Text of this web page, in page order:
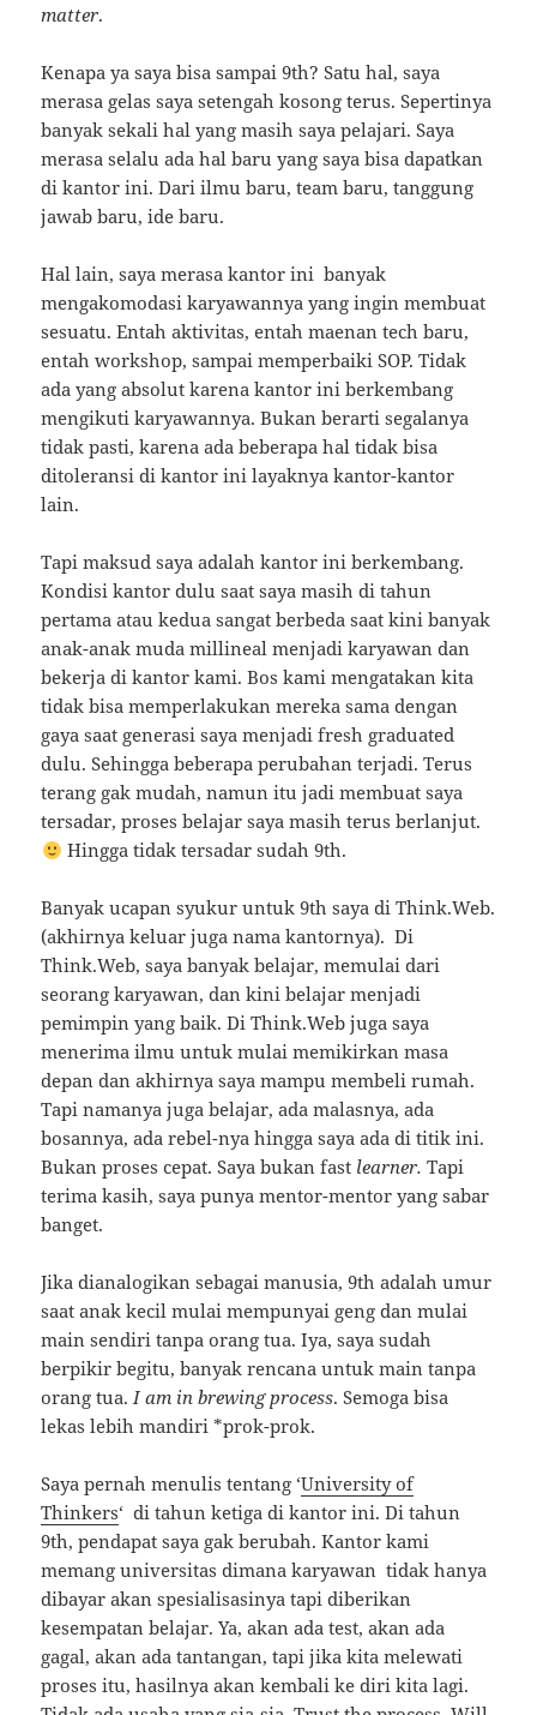
matter.
Kenapa ya saya bisa sampai 9th? Satu hal, saya
merasa gelas saya setengah kosong terus. Sepertinya
banyak sekali hal yang masih saya pelajari. Saya
merasa selalu ada hal baru yang saya bisa dapatkan
di kantor ini. Dari ilmu baru, team baru, tanggung
jawab baru, ide baru.
Hal lain, saya merasa kantor ini banyak
mengakomodasi karyawannya yang ingin membuat
sesuatu. Entah aktivitas, entah maenan tech baru,
entah workshop, sampai memperbaiki SOP. Tidak
ada yang absolut karena kantor ini berkembang
mengikuti karyawannya. Bukan berarti segalanya
tidak pasti, karena ada beberapa hal tidak bisa
ditoleransi di kantor ini layaknya kantor-kantor
lain.
Tapi maksud saya adalah kantor ini berkembang.
Kondisi kantor dulu saat saya masih di tahun
pertama atau kedua sangat berbeda saat kini banyak
anak-anak muda millineal menjadi karyawan dan
bekerja di kantor kami. Bos kami mengatakan kita
tidak bisa memperlakukan mereka sama dengan
gaya saat generasi saya menjadi fresh graduated
dulu. Sehingga beberapa perubahan terjadi. Terus
terang gak mudah, namun itu jadi membuat saya
tersadar, proses belajar saya masih terus berlanjut.
Hingga tidak tersadar sudah 9th.
Banyak ucapan syukur untuk 9th saya di Think.Web.
(akhirnya keluar juga nama kantornya). Di
Think.Web, saya banyak belajar, memulai dari
seorang karyawan, dan kini belajar menjadi
pemimpin yang baik. Di Think.Web juga saya
menerima ilmu untuk mulai memikirkan masa
depan dan akhirnya saya mampu membeli rumah.
Tapi namanya juga belajar, ada malasnya, ada
bosannya, ada rebel-nya hingga saya ada di titik ini.
Bukan proses cepat. Saya bukan fast learner. Tapi
terima kasih, saya punya mentor-mentor yang sabar
banget.
Jika dianalogikan sebagai manusia, 9th adalah umur
saat anak kecil mulai mempunyai geng dan mulai
main sendiri tanpa orang tua. Iya, saya sudah
berpikir begitu, banyak rencana untuk main tanpa
orang tua.I am in brewing process. Semoga bisa
lekas lebih mandiri *prok-prok.
Saya pernah menulis tentang ‘University of
Thinkers‘ di tahun ketiga di kantor ini. Di tahun
9th, pendapat saya gak berubah. Kantor kami
memang universitas dimana karyawan tidak hanya
dibayar akan spesialisasinya tapi diberikan
kesempatan belajar. Ya, akan ada test, akan ada
gagal, akan ada tantangan, tapi jika kita melewati
proses itu, hasilnya akan kembali ke diri kita lagi.